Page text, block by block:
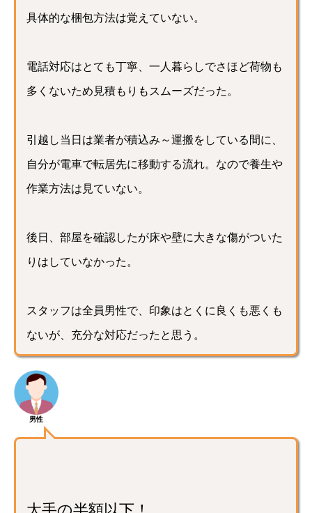
具体的な梱包方法は覚えていない。
電話対応はとても丁寧、一人暮らしでさほど荷物も
多くないため見積もりもスムーズだった。
引越し当日は業者が積込み～運搬をしている間に、
自分が電車で転居先に移動する流れ。なので養生や
作業方法は見ていない。
後日、部屋を確認したが床や壁に大きな傷がついた
りはしていなかった。
スタッフは全員男性で、印象はとくに良くも悪くも
ないが、充分な対応だったと思う。
男性